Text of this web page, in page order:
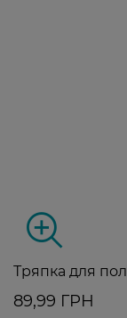
Тряпка для
89,99 ГРН